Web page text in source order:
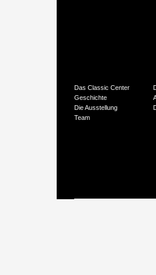
Das Classic Center
Geschichte
Die Ausstellung
Team